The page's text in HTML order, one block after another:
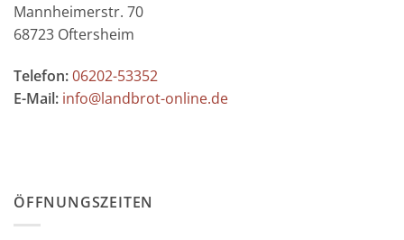
Mannheimerstr. 70
68723 Oftersheim
Telefon:06202-53352
E-Mail: info@landbrot-online.de
ÖFFNUNGSZEITEN